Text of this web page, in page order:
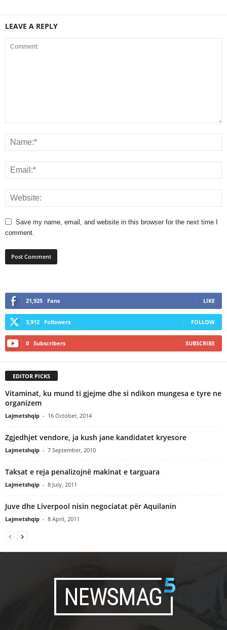
LEAVE A REPLY
Save my name, email, and website in this browser for the next time I
comment.
21,925 Fans LIKE
3,912 Followers FOLLOW
0 Subscribers SUBSCRIBE
EDITOR PICKS
Vitaminat, ku mund ti gjejme dhe si ndikon mungesa e tyre ne
organizem
Lajmetshqip - 16 October, 2014
Zgjedhjet vendore, ja kush jane kandidatet kryesore
Lajmetshqip - 7 September, 2010
Taksat e reja penalizojnë makinat e targuara
Lajmetshqip - 8 July, 2011
Juve dhe Liverpool nisin negociatat për Aquilanin
Lajmetshqip - 8 April, 2011